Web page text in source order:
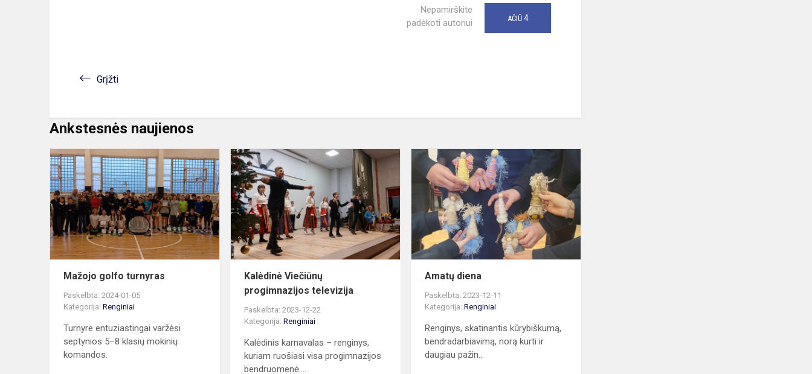
Nepamirškite
padėkoti autoriui
AČIŪ 4
Grįžti
Ankstesnės naujienos
Mažojo
golfo
turnyras
Mažojo golfo turnyras
Paskelbta: 2024-01-05
Kategorija: Renginiai
Turnyre entuziastingai varžėsi
septynios 5–8 klasių mokinių
komandos.
Kalėdinė
Viečiūnų
progimnazijos
televizija
Kalėdinė Viečiūnų
progimnazijos televizija
Paskelbta: 2023-12-22
Kategorija:Renginiai
Kalėdinis karnavalas – renginys,
kuriam ruošiasi visa progimnazijos
bendruomenė....
Amatų diena
Paskelbta: 2023-12-11
Kategorija:Renginiai
Renginys, skatinantis kūrybiškumą,
bendradarbiavimą, norą kurti ir
daugiau pažin...